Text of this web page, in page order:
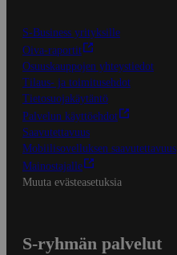
S-Business yrityksille
Oiva-raportit
Osuuskauppojen yhteystiedot
Tilaus- ja toimitusehdot
Tietosuojakäytäntö
Palvelun käyttöehdot
Saavutettavuus
Mobiilisovelluksen saavutettavuus
Mainostajalle
Muuta evästeasetuksia
S-ryhmän palvelut